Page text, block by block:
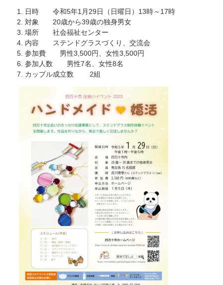
日時 令和5年1月29日（日曜日）13時～17時
対象 20歳から39歳の独身男女
場所 社会福祉センター
内容 ステンドグラスづくり、交流会
参加費 男性3,500円、女性3,500円
参加人数 男性7名、女性8名
カップル成立数 2組